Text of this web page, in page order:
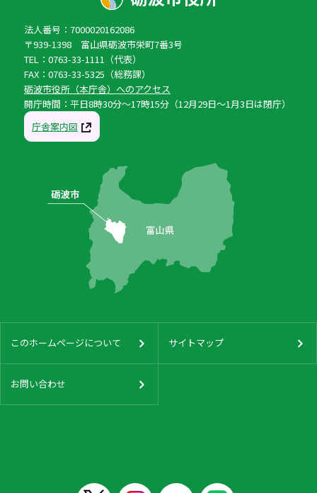
法人番号：7000020162086
〒939-1398 富山県砺波市栄町7番3号
TEL：0763-33-1111（代表）
FAX：0763-33-5325（総務課）
砺波市役所（本庁舎）へのアクセス
開庁時間：平日8時30分〜17時15分（12月29日〜1月3日は閉庁）
庁舎案内図
このホームページについて サイトマップ
お問い合わせ